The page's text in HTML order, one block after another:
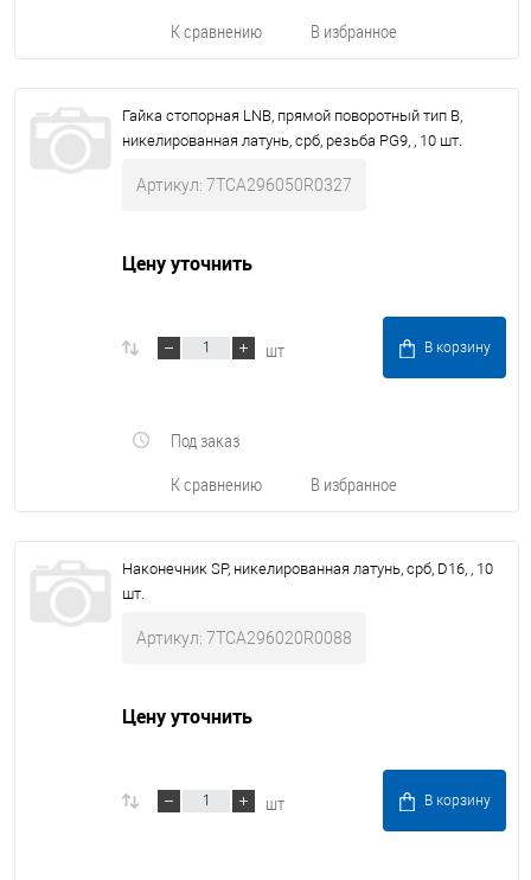
К сравнению В избранное
Гайка стопорная LNB, прямой поворотный тип В,
никелированная латунь, срб, резьба PG9, , 10 шт.
Артикул: 7TCA296050R0327
Цену уточнить
шт В корзину
К сравнению В избранное
Под заказ
Наконечник SP, никелированная латунь, срб, D16, , 10
шт.
Артикул: 7TCA296020R0088
Цену уточнить
шт В корзину